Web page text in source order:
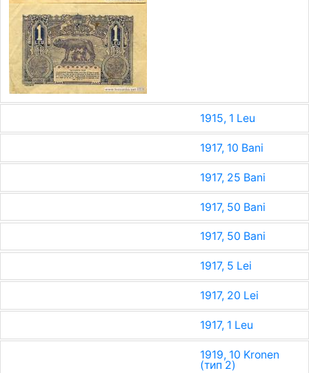
1915, 1 Leu
1917, 10 Bani
1917, 25 Bani
1917, 50 Bani
1917, 50 Bani
1917, 5 Lei
1917, 20 Lei
1917, 1 Leu
1919, 10 Kronen
(тип 2)